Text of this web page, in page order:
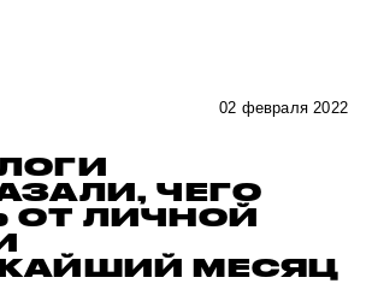
02 февраля 2022
ЧЕГО
ОТ ЛИЧНОЙ
МЕСЯЦ